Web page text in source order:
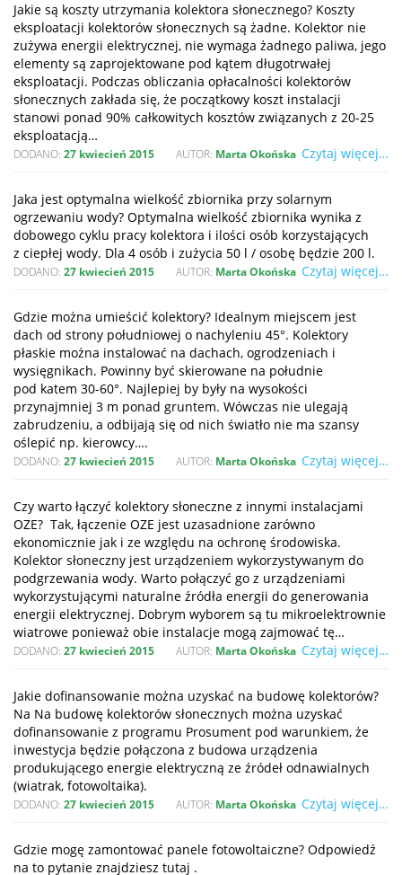
Jakie są koszty utrzymania kolektora słonecznego? Koszty
eksploatacji kolektorów słonecznych są żadne. Kolektor nie
zużywa energii elektrycznej, nie wymaga żadnego paliwa, jego
elementy są zaprojektowane pod kątem długotrwałej
eksploatacji. Podczas obliczania opłacalności kolektorów
słonecznych zakłada się, że początkowy koszt instalacji
stanowi ponad 90% całkowitych kosztów związanych z 20-25
eksploatacją…
DODANO: 27 kwiecień 2015 AUTOR: Marta Okońska Czytaj więcej…
Jaka jest optymalna wielkość zbiornika przy solarnym
ogrzewaniu wody? Optymalna wielkość zbiornika wynika z
dobowego cyklu pracy kolektora i ilości osób korzystających
z ciepłej wody. Dla 4 osób i zużycia 50 l / osobę będzie 200 l.
DODANO: 27 kwiecień 2015 AUTOR: Marta Okońska Czytaj więcej…
Gdzie można umieścić kolektory? Idealnym miejscem jest
dach od strony południowej o nachyleniu 45°. Kolektory
płaskie można instalować na dachach, ogrodzeniach i
wysięgnikach. Powinny być skierowane na południe
pod katem 30-60°. Najlepiej by były na wysokości
przynajmniej 3 m ponad gruntem. Wówczas nie ulegają
zabrudzeniu, a odbijają się od nich światło nie ma szansy
oślepić np. kierowcy….
DODANO: 27 kwiecień 2015 AUTOR: Marta Okońska Czytaj więcej…
Czy warto łączyć kolektory słoneczne z innymi instalacjami
OZE? Tak, łączenie OZE jest uzasadnione zarówno
ekonomicznie jak i ze względu na ochronę środowiska.
Kolektor słoneczny jest urządzeniem wykorzystywanym do
podgrzewania wody. Warto połączyć go z urządzeniami
wykorzystującymi naturalne źródła energii do generowania
energii elektrycznej. Dobrym wyborem są tu mikroelektrownie
wiatrowe ponieważ obie instalacje mogą zajmować tę…
DODANO: 27 kwiecień 2015 AUTOR: Marta Okońska Czytaj więcej…
Jakie dofinansowanie można uzyskać na budowę kolektorów?
Na Na budowę kolektorów słonecznych można uzyskać
dofinansowanie z programu Prosument pod warunkiem, że
inwestycja będzie połączona z budowa urządzenia
produkującego energie elektryczną ze źródeł odnawialnych
(wiatrak, fotowoltaika).
DODANO: 27 kwiecień 2015 AUTOR: Marta Okońska Czytaj więcej…
Gdzie mogę zamontować panele fotowoltaiczne? Odpowiedź
na to pytanie znajdziesz tutaj .